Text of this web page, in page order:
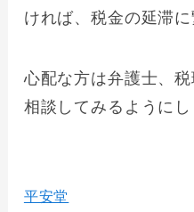
ければ、税金の延滞
心配な方は弁護士、
相談してみるようにし
平安堂